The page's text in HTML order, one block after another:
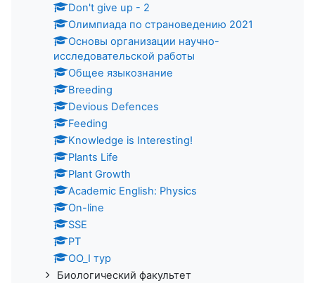
Don't give up - 2
Олимпиада по страноведению 2021
Основы организации научно-
исследовательской работы
Общее языкознание
Breeding
Devious Defences
Feeding
Knowledge is Interesting!
Plants Life
Plant Growth
Academic English: Physics
On-line
SSE
PT
ОО_I тур
Биологический факультет